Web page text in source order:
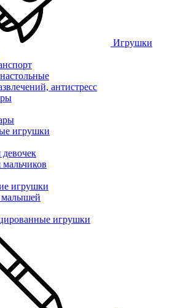
Игрушки
антистресс
игрушки
игрушки
малышей
игрушки